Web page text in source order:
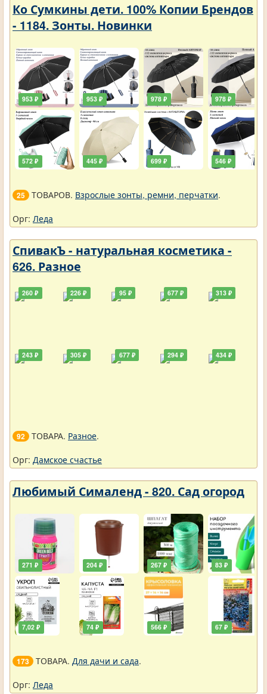
Ко Сумкины дети. 100% Копии Брендов
- 1184. Зонты. Новинки
953 ₽
572 ₽
953 ₽
445 ₽
978 ₽
699 ₽
978 ₽
546 ₽
25 ТОВАРОВ. Взрослые зонты, ремни, перчатки.
Орг: Леда
СпивакЪ - натуральная косметика -
626. Разное
260 ₽
243 ₽
226 ₽
305 ₽
95 ₽
677 ₽
677 ₽
294 ₽
313 ₽
434 ₽
92 ТОВАРА. Разное.
Орг: Дамское счастье
Любимый Сималенд - 820. Сад огород
271 ₽
7,02 ₽
204 ₽
74 ₽
267 ₽
566 ₽
83 ₽
67 ₽
173 ТОВАРА. Для дачи и сада.
Орг: Леда